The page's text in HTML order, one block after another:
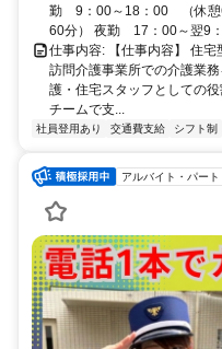
勤 9：00～18：00 （休憩
60分） 夜勤 17：00～翌9：
仕事内容: 【仕事内容】 住
訪問介護事業所での介護業
護・住宅スタッフとしての
チームで支...
社員登用あり 交通費支給 シフト制
アルバイト・パート